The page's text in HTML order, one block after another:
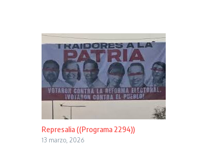
Represalia ((Programa 2294))
13 marzo, 2026